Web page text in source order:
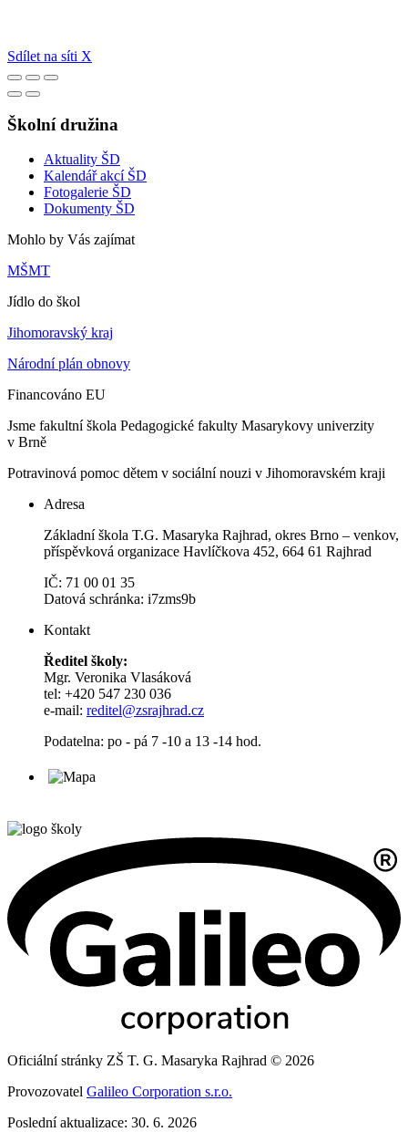
Sdílet na síti X
Školní družina
Aktuality ŠD
Kalendář akcí ŠD
Fotogalerie ŠD
Dokumenty ŠD
Mohlo by Vás zajímat
MŠMT
Jídlo do škol
Jihomoravský kraj
Národní plán obnovy
Financováno EU
Jsme fakultní škola Pedagogické fakulty Masarykovy univerzity
v Brně
Potravinová pomoc dětem v sociální nouzi v Jihomoravském kraji
Adresa
Základní škola T.G. Masaryka Rajhrad, okres Brno – venkov,
příspěvková organizace Havlíčkova 452, 664 61 Rajhrad
IČ: 71 00 01 35
Datová schránka: i7zms9b
Kontakt
Ředitel školy:
Mgr. Veronika Vlasáková
tel: +420 547 230 036
e-mail: reditel@zsrajhrad.cz
Podatelna: po - pá 7 -10 a 13 -14 hod.
Oficiální stránky ZŠ T. G. Masaryka Rajhrad © 2026
Provozovatel Galileo Corporation s.r.o.
Poslední aktualizace: 30. 6. 2026